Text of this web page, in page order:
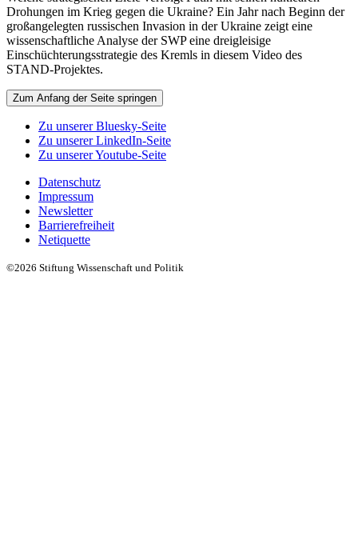
Drohungen im Krieg gegen die Ukraine? Ein Jahr nach Beginn der
großangelegten russischen Invasion in der Ukraine zeigt eine
wissenschaftliche Analyse der SWP eine dreigleisige
Einschüchterungsstrategie des Kremls in diesem Video des
STAND-Projektes.
Zum Anfang der Seite springen
Zu unserer Bluesky-Seite
Zu unserer LinkedIn-Seite
Zu unserer Youtube-Seite
Datenschutz
Impressum
Newsletter
Barrierefreiheit
Netiquette
©2026 Stiftung Wissenschaft und Politik